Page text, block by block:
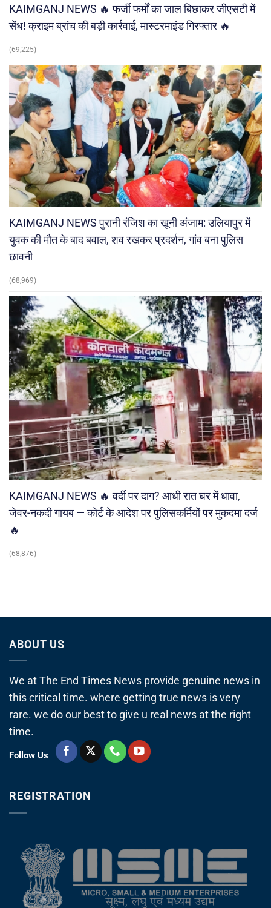
KAIMGANJ NEWS 🔥 फर्जी फर्मों का जाल बिछाकर जीएसटी में
सेंध! क्राइम ब्रांच की बड़ी कार्रवाई, मास्टरमाइंड गिरफ्तार 🔥
(69,225)
KAIMGANJ NEWS पुरानी रंजिश का खूनी अंजाम: उलियापुर में
युवक की मौत के बाद बवाल, शव रखकर प्रदर्शन, गांव बना पुलिस
छावनी
(68,969)
KAIMGANJ NEWS 🔥 वर्दी पर दाग? आधी रात घर में धावा,
जेवर-नकदी गायब — कोर्ट के आदेश पर पुलिसकर्मियों पर मुकदमा दर्ज
🔥
(68,876)
ABOUT US
We at The End Times News provide genuine news in
this critical time. where getting true news is very
rare. we do our best to give u real news at the right
time.
Follow Us
REGISTRATION